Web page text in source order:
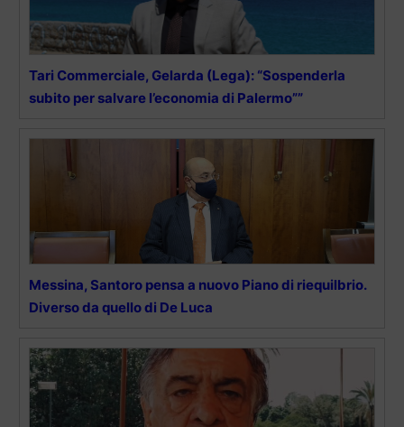
Tari Commerciale, Gelarda (Lega): “Sospenderla
subito per salvare l’economia di Palermo””
Messina, Santoro pensa a nuovo Piano di riequilbrio.
Diverso da quello di De Luca